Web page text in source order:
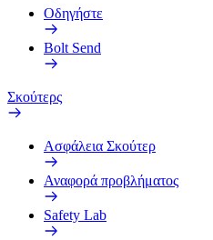
Οδηγήστε
Bolt Send
Σκούτερς
Ασφάλεια Σκούτερ
Αναφορά προβλήματος
Safety Lab